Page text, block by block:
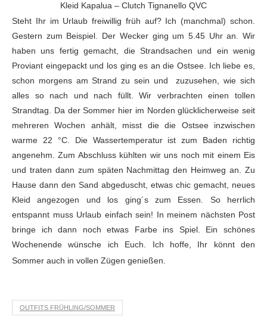
Kleid Kapalua – Clutch Tignanello QVC
Steht Ihrim Urlaub freiwillig früh auf? Ich (manchmal) schon.
Gestern zum Beispiel. Der Wecker ging um 5.45 Uhr an. Wir
haben uns fertig gemacht, die Strandsachen und ein wenig
Proviant eingepackt und los ging es an die Ostsee. Ich liebe es,
schon morgens am Strand zu sein und
zuzusehen, wie sich
alles so nach und nach füllt. Wir verbrachten einen tollen
Strandtag. Da der Sommer hier im Norden glücklicherweise seit
mehreren Wochen anhält, misst die die Ostsee inzwischen
warme 22 °C. Die Wassertemperaturist zum Baden richtig
angenehm. Zum Abschlusskühlten wir uns noch mit einem Eis
und traten dann zum späten Nachmittag den Heimweg an. Zu
Hause dann den Sand abgeduscht, etwas chic gemacht, neues
Kleid angezogen und los ging´s zum Essen. So herrlich
entspannt muss Urlaub einfach sein! In meinem nächsten Post
bringe ich dann noch etwas Farbe ins Spiel. Ein schönes
Wochenende wünsche ich Euch. Ich hoffe, Ihr könnt den
Sommer auch in vollen Zügen genießen.
OUTFITS FRÜHLING/SOMMER